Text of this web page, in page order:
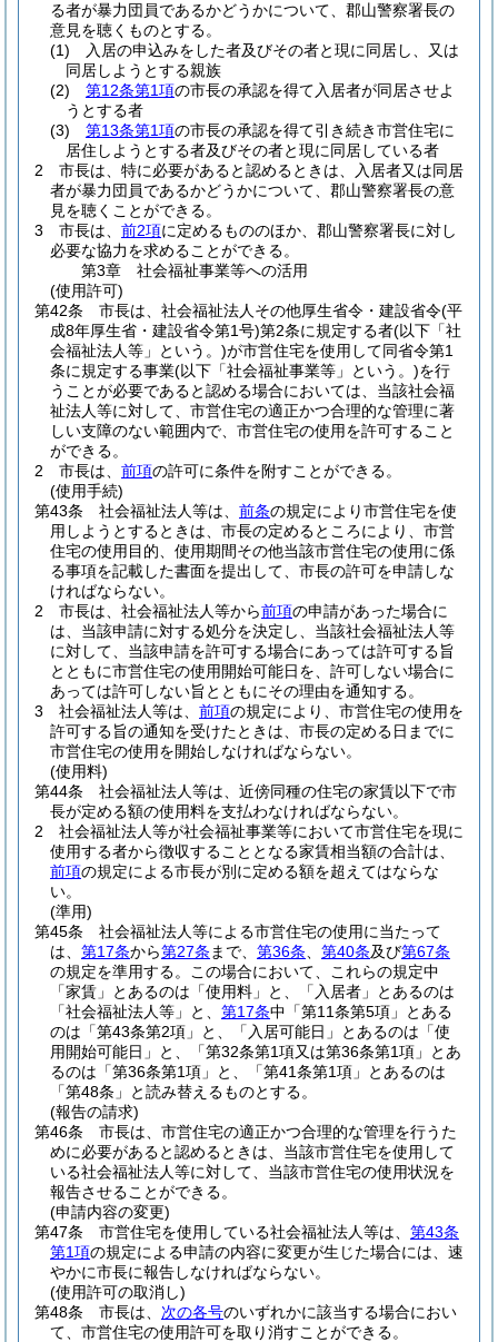
る者が暴力団員であるかどうかについて、郡山警察署長の
意見を聴くものとする。
(1)
入居の申込みをした者及びその者と現に同居し、又は
同居しようとする親族
(2)
第12条第1項の市長の承認を得て入居者が同居させよ
うとする者
(3)
第13条第1項の市長の承認を得て引き続き市営住宅に
居住しようとする者及びその者と現に同居している者
2
市長は、特に必要があると認めるときは、入居者又は同居
者が暴力団員であるかどうかについて、郡山警察署長の意
見を聴くことができる。
3
市長は、 前2項に定めるもののほか、郡山警察署長に対し
必要な協力を求めることができる。
第3章
社会福祉事業等への活用
(使用許可)
第42条
市長は、社会福祉法人その他厚生省令・建設省令(平
成8年厚生省・建設省令第1号)第2条に規定する者(以下「社
会福祉法人等」という。)が市営住宅を使用して同省令第1
条に規定する事業(以下「社会福祉事業等」という。)を行
うことが必要であると認める場合においては、当該社会福
祉法人等に対して、市営住宅の適正かつ合理的な管理に著
しい支障のない範囲内で、市営住宅の使用を許可すること
ができる。
2
市長は、 前項の許可に条件を附すことができる。
(使用手続)
第43条
社会福祉法人等は、 前条の規定により市営住宅を使
用しようとするときは、市長の定めるところにより、市営
住宅の使用目的、使用期間その他当該市営住宅の使用に係
る事項を記載した書面を提出して、市長の許可を申請しな
ければならない。
2
市長は、社会福祉法人等から前項の申請があった場合に
は、当該申請に対する処分を決定し、当該社会福祉法人等
に対して、当該申請を許可する場合にあっては許可する旨
とともに市営住宅の使用開始可能日を、許可しない場合に
あっては許可しない旨とともにその理由を通知する。
3
社会福祉法人等は、 前項の規定により、市営住宅の使用を
許可する旨の通知を受けたときは、市長の定める日までに
市営住宅の使用を開始しなければならない。
(使用料)
第44条
社会福祉法人等は、近傍同種の住宅の家賃以下で市
長が定める額の使用料を支払わなければならない。
2
社会福祉法人等が社会福祉事業等において市営住宅を現に
使用する者から徴収することとなる家賃相当額の合計は、
前項の規定による市長が別に定める額を超えてはならな
い。
(準用)
第45条
社会福祉法人等による市営住宅の使用に当たって
は、 第17条から第27条 まで、 第36条 第40条及び第67条
の規定を準用する。
この場合において、これらの規定中
「家賃」とあるのは「使用料」と、「入居者」とあるのは
「社会福祉法人等」と、 第17条中「第11条第5項」とある
のは「第43条第2項」と、「入居可能日」とあるのは「使
用開始可能日」と、「第32条第1項又は第36条第1項」とあ
るのは「第36条第1項」と、「第41条第1項」とあるのは
「第48条」と読み替えるものとする。
(報告の請求)
第46条
市長は、市営住宅の適正かつ合理的な管理を行うた
めに必要があると認めるときは、当該市営住宅を使用して
いる社会福祉法人等に対して、当該市営住宅の使用状況を
報告させることができる。
(申請内容の変更)
第47条
市営住宅を使用している社会福祉法人等は、 第43条
第1項の規定による申請の内容に変更が生じた場合には、速
やかに市長に報告しなければならない。
(使用許可の取消し)
第48条
市長は、 次の各号のいずれかに該当する場合におい
て、市営住宅の使用許可を取り消すことができる。